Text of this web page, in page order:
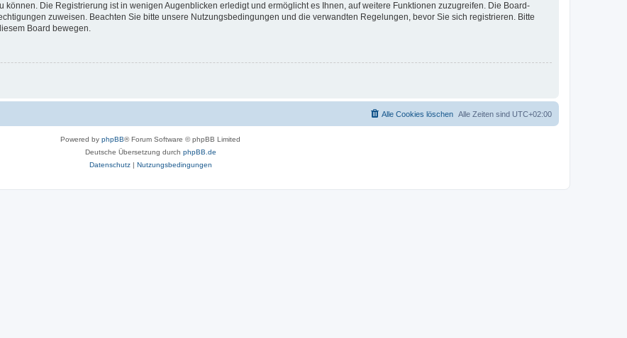
Die Registrierung ist in wenigen Augenblicken erledigt und ermöglicht es Ihnen, auf weitere Funktionen zuzugreifen. Die Board-
zuweisen. Beachten Sie bitte unsere Nutzungsbedingungen und die verwandten Regelungen, bevor Sie sich registrieren. Bitte
Board bewegen.
Alle Zeiten sind UTC+02:00
Alle Cookies löschen
Powered by phpBB® Forum Software © phpBB Limited
Deutsche Übersetzung durch phpBB.de
Datenschutz| Nutzungsbedingungen